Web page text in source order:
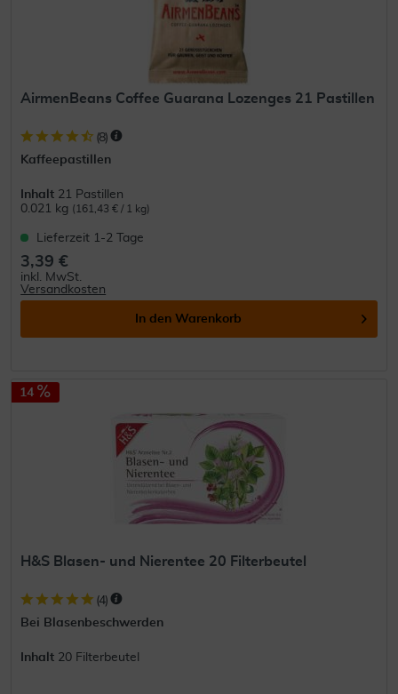
AirmenBeans Coffee Guarana Lozenges 21 Pastillen
(8)
Kaffeepastillen
Inhalt 21 Pastillen
0.021 kg (161,43 € / 1 kg)
Lieferzeit 1-2 Tage
3,39 €
inkl. MwSt.
Versandkosten
In den Warenkorb
14
H&S Blasen- und Nierentee 20 Filterbeutel
(4)
Bei Blasenbeschwerden
Inhalt 20 Filterbeutel